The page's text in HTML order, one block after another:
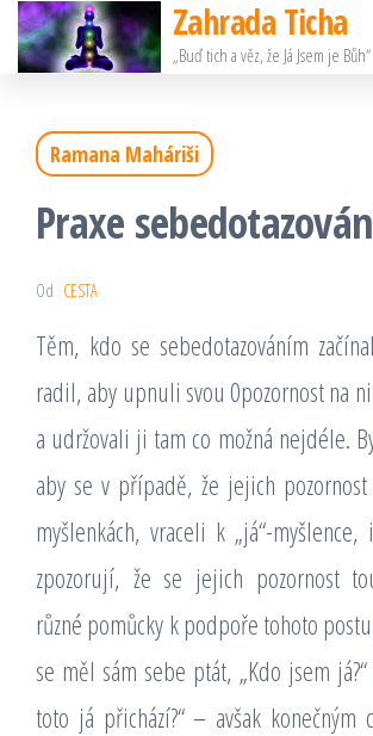
Přeskočit
na
Zahrada Ticha
„Buď tich a věz, že Já Jsem je Bůh“
Ramana Maháriši
Praxe
Od CESTA
Těm, kdo se sebedotazováním
radil, aby upnuli svou 0pozornost na
a udržovali ji tam co možná nejdéle.
aby se v případě, že jejich
myšlenkách, vraceli k „já“-
zpozorují, že se jejich pozornost
různé pomůcky k podpoře tohoto
se měl sám sebe ptát, „Kdo jsem
toto já přichází?“ – avšak